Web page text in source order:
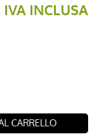
IVA INCLUSA
CARRELLO